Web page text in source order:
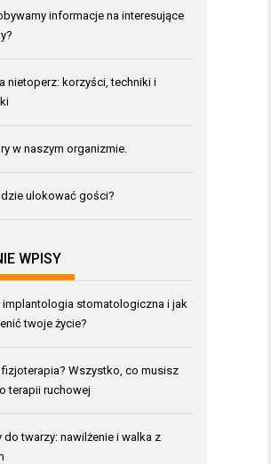
informacje na interesujące
nietoperz: korzyści, techniki i
w naszym organizmie.
ulokować gości?
WPISY
implantologia stomatologiczna i jak
twoje życie?
Wszystko, co musisz
terapii ruchowej
do twarzy: nawilżenie i walka z